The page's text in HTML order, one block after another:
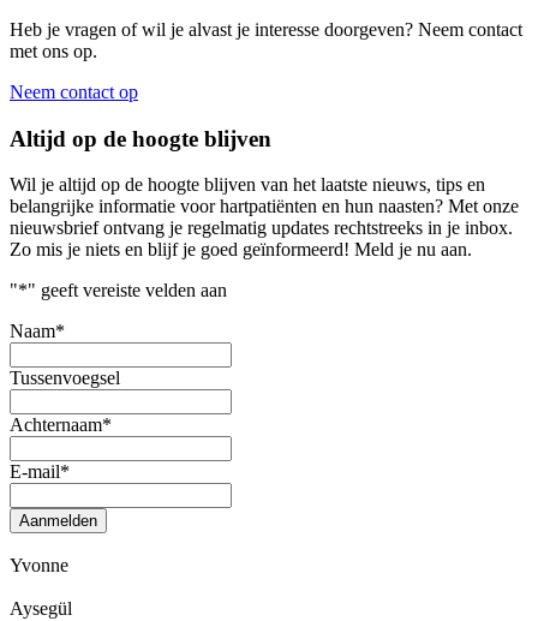
Heb je vragen of wil je alvast je interesse doorgeven? Neem contact
met ons op.
Neem contact op
Altijd op de hoogte blijven
Wil je altijd op de hoogte blijven van het laatste nieuws, tips en
belangrijke informatie voor hartpatiënten en hun naasten? Met onze
nieuwsbrief ontvang je regelmatig updates rechtstreeks in je inbox.
Zo mis je niets en blijf je goed geïnformeerd! Meld je nu aan.
"*" geeft vereiste velden aan
Naam*
Tussenvoegsel
Achternaam*
E-mail*
Aanmelden
Yvonne
Aysegül